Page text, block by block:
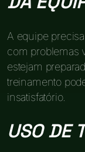
A equipe
com problemas
estejam
treinamento
insatisfatório.
USO DE